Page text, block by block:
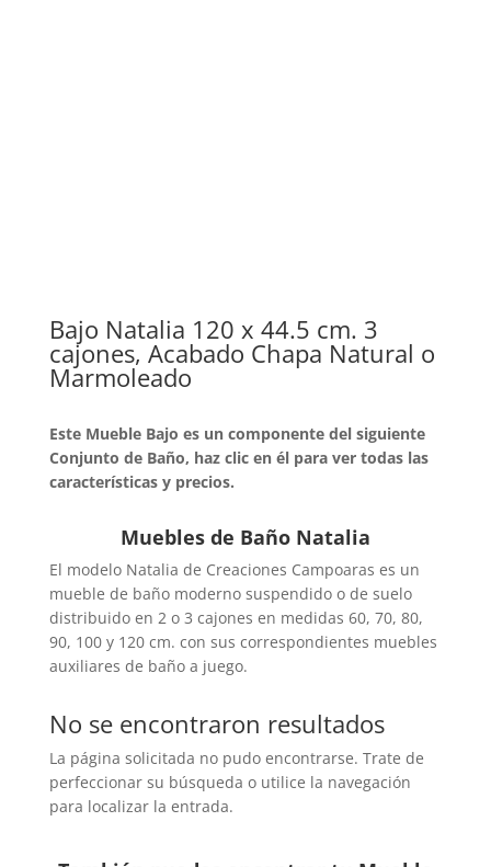
Bajo Natalia 120 x 44.5 cm. 3
cajones, Acabado Chapa Natural o
Marmoleado
Este Mueble Bajo es un componente del siguiente
Conjunto de Baño, haz clic en él para ver todas las
características y precios.
Muebles de Baño Natalia
El modelo Natalia de Creaciones Campoaras es un
mueble de baño moderno suspendido o de suelo
distribuido en 2 o 3 cajones en medidas 60, 70, 80,
90, 100 y 120 cm. con sus correspondientes muebles
auxiliares de baño a juego.
No se encontraron resultados
La página solicitada no pudo encontrarse. Trate de
perfeccionar su búsqueda o utilice la navegación
para localizar la entrada.